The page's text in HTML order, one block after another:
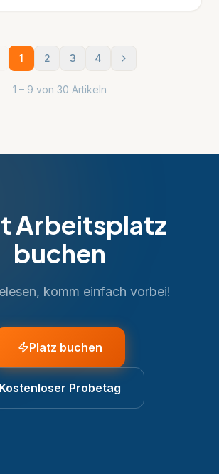
1 2 3 4
1 – 9 von 30 Artikeln
Arbeitsplatz
buchen
komm einfach vorbei!
Platz buchen
Kostenloser Probetag